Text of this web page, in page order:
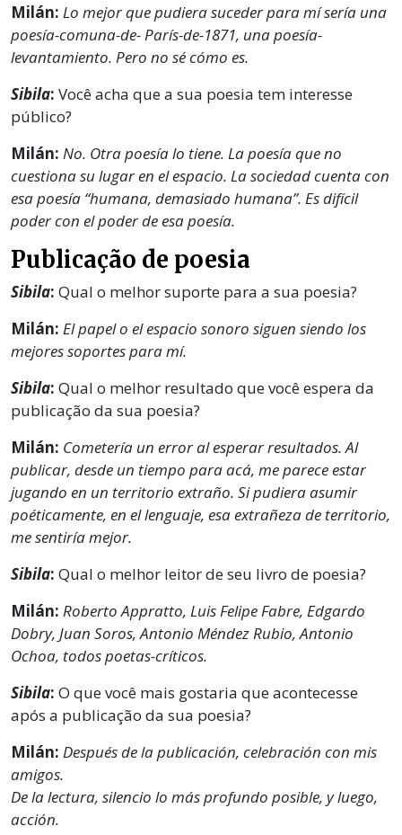
Milán: Lo mejor que pudiera suceder para mí sería una
poesía-comuna-de- París-de-1871, una poesía-
levantamiento. Pero no sé cómo es.
Sibila: Você acha que a sua poesia tem interesse
público?
Milán: No. Otra poesía lo tiene. La poesía que no
cuestiona su lugar en el espacio. La sociedad cuenta con
esa poesía “humana, demasiado humana”. Es difícil
poder con el poder de esa poesía.
Publicação de poesia
Sibila: Qual o melhor suporte para a sua poesia?
Milán: El papel o el espacio sonoro siguen siendo los
mejores soportes para mí.
Sibila: Qual o melhor resultado que você espera da
publicação da sua poesia?
Milán: Cometería un error al esperar resultados. Al
publicar, desde un tiempo para acá, me parece estar
jugando en un territorio extraño. Si pudiera asumir
poéticamente, en el lenguaje, esa extrañeza de territorio,
me sentiría mejor.
Sibila: Qual o melhor leitor de seu livro de poesia?
Milán: Roberto Appratto, Luis Felipe Fabre, Edgardo
Dobry, Juan Soros, Antonio Méndez Rubio, Antonio
Ochoa, todos poetas-críticos.
Sibila: O que você mais gostaria que acontecesse
após a publicação da sua poesia?
Milán: Después de la publicación, celebración con mis
amigos.
De la lectura, silencio lo más profundo posible, y luego,
acción.